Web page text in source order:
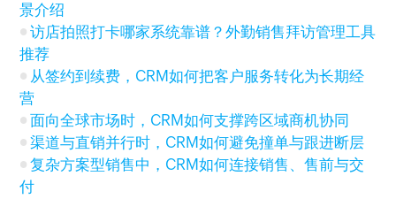
景介绍
访店拍照打卡哪家系统靠谱？外勤销售拜访管理工具
推荐
从签约到续费，CRM如何把客户服务转化为长期经
营
面向全球市场时，CRM如何支撑跨区域商机协同
渠道与直销并行时，CRM如何避免撞单与跟进断层
复杂方案型销售中，CRM如何连接销售、售前与交
付